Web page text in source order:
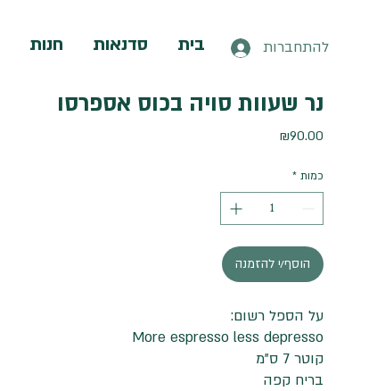
בית סדנאות חנות להתחברות
נר שעוות סויה בכוס אספרסו
₪90.00
כמות *
הוסף/י להזמנה
על הספל רשום:
More espresso less depresso
קוטר 7 ס"מ
בריח קפה